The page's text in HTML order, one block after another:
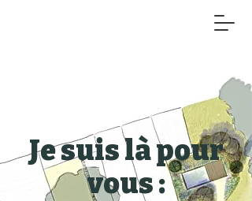
Je suis là pour
vous :